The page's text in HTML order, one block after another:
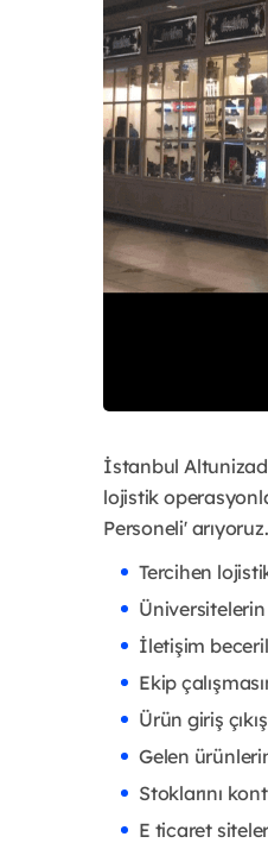
İstanbul
lojistik
Personeli' arıyoruz.
Tercihen
İletişim
Ekip
Ürün giriş
Gelen
Stoklarını
E ticaret